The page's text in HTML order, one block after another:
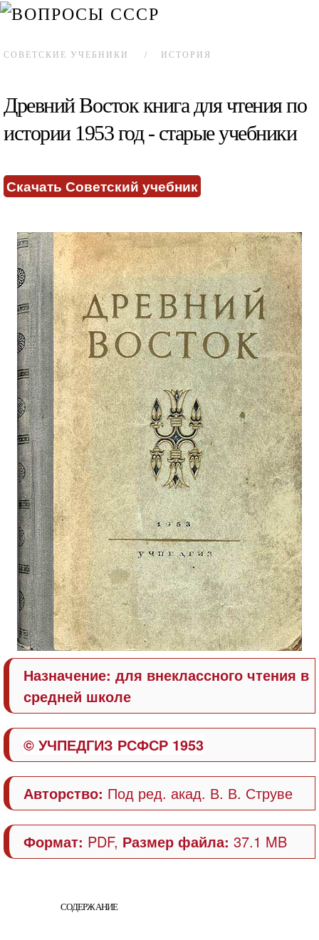
СОВЕТСКИЕ УЧЕБНИКИ ИСТОРИЯ
Древний Восток книга для чтения по
истории 1953 год - старые учебники
Скачать Советский учебник
Назначение: для внеклассного чтения в
средней школе
© УЧПЕДГИЗ РСФСР 1953
Авторство: Под ред. акад. В. В. Струве
Формат: PDF, Размер файла: 37.1 MB
СОДЕРЖАНИЕ